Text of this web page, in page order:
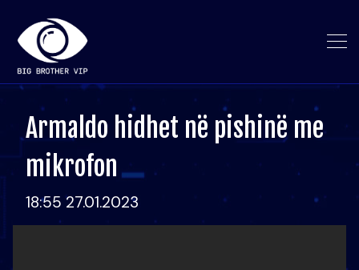
Armaldo hidhet në pishinë me
mikrofon
18:55 27.01.2023